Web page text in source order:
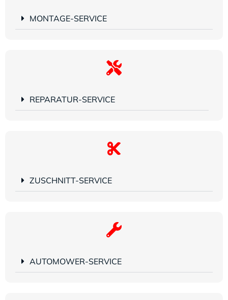
MONTAGE-SERVICE
REPARATUR-SERVICE
ZUSCHNITT-SERVICE
AUTOMOWER-SERVICE